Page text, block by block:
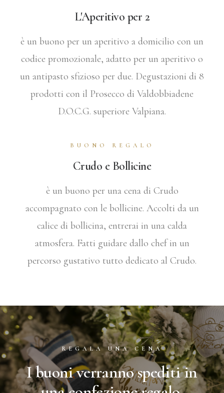
L'Aperitivo per 2
è un buono per un aperitivo a domicilio con un
codice promozionale, adatto per un aperitivo o
un antipasto sfizioso per due. Degustazioni di 8
prodotti con il Prosecco di Valdobbiadene
D.O.C.G. superiore Valpiana.
BUONO REGALO
Crudo e Bollicine
è un buono per una cena di Crudo
accompagnato con le bollicine. Accolti da un
calice di bollicina, entrerai in una calda
atmosfera. Fatti guidare dallo chef in un
percorso gustativo tutto dedicato al Crudo.
REGALA UNA CENA
I buoni verranno spediti in